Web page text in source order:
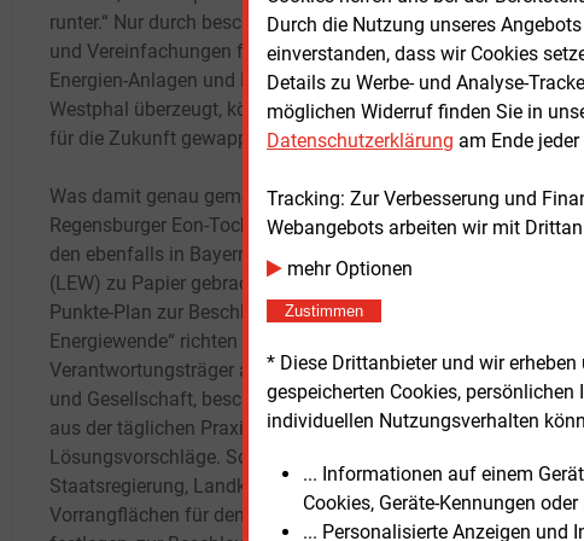
Durch die Nutzung unseres
einverstanden, dass wir Cookies
Details zu Werbe- und Analyse-
möglichen Widerruf finden Sie in
Datenschutzerklärung am Ende jeder
Tracking: Zur Verbesserung und
Webangebots arbeiten wir mit
mehr Optionen
Zustimmen
* Diese Drittanbieter und wir
gespeicherten Cookies,
individuellen Nutzungsverhalten
... Informationen auf einem
Cookies, Geräte-Kennungen
... Personalisierte Anzeigen und
runter.“ Nur durch beschleunigte Verfahren
und Vereinfachungen für Erneuerbare-
Energien-Anlagen und Netzbetreiber, davon ist
Westphal überzeugt, können die Energienetze
für die Zukunft gewappnet sein.
Was damit genau gemeint ist, hat die
Regensburger Eon-Tochter gemeinsam mit
den ebenfalls in Bayern tätigen Lechwerken
(LEW) zu Papier gebracht. In einem „Zehn-
Punkte-Plan zur Beschleunigung der
Energiewende“ richten sie sich an
Verantwortungsträger aus Politik, Wirtschaft
und Gesellschaft, beschreiben „Hemmnisse
aus der täglichen Praxis“ und machen
Lösungsvorschläge. So sollten
Staatsregierung, Landkreise und Kommunen
Vorrangflächen für den Erneuerbaren-Ausbau
Dingen
bei den
GmbH,
Süwag,
mit 23
ähnlichen
Das
bleiben